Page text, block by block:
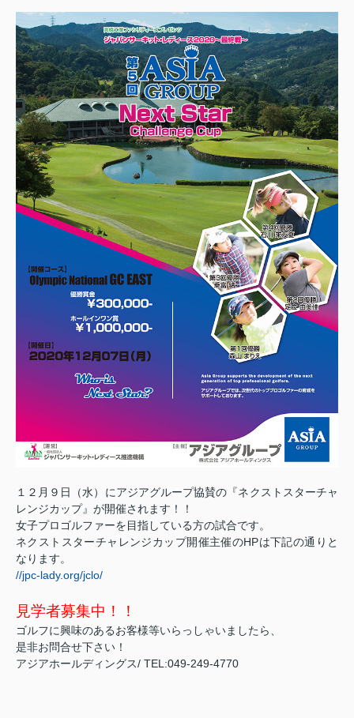
１２月９日（水）にアジアグループ協賛の『ネクストスターチャ
レンジカップ』が開催されます！！
女子プロゴルファーを目指している方の試合です。
ネクストスターチャレンジカップ開催主催のHPは下記の通りと
なります。
//jpc-lady.org/jclo/
見学者募集中！！
ゴルフに興味のあるお客様等いらっしゃいましたら、
是非お問合せ下さい！
アジアホールディングス/ TEL:049-249-4770